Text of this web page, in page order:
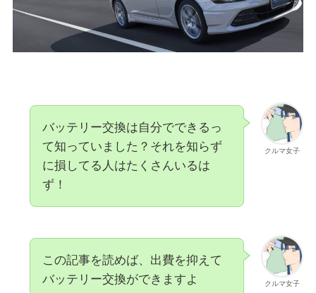
クルマ女子
バッテリー交換は自分でできるっ
て知っていました？それを知らず
に損してる人はたくさんいるは
ず！
クルマ女子
この記事を読めば、出費を抑えて
バッテリー交換ができますよ